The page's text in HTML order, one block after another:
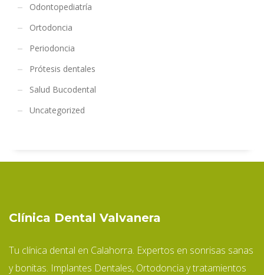
Odontopediatría
Ortodoncia
Periodoncia
Prótesis dentales
Salud Bucodental
Uncategorized
Clínica Dental Valvanera
Tu clínica dental en Calahorra. Expertos en sonrisas sanas
y bonitas. Implantes Dentales, Ortodoncia y tratamientos